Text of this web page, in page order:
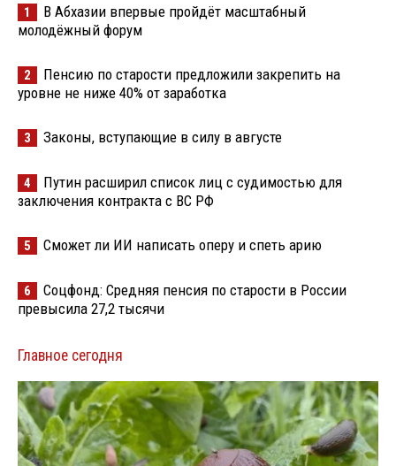
1
В Абхазии впервые пройдёт масштабный
молодёжный форум
2
Пенсию по старости предложили закрепить на
уровне не ниже 40% от заработка
3 Законы, вступающие в силу в августе
4
Путин расширил список лиц с судимостью для
заключения контракта с ВС РФ
5 Сможет ли ИИ написать оперу и спеть арию
6
Соцфонд: Средняя пенсия по старости в России
превысила 27,2 тысячи
Главное сегодня